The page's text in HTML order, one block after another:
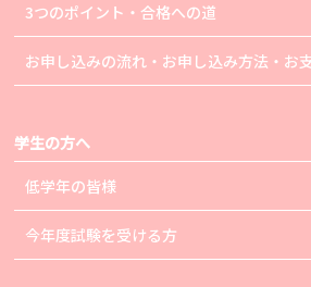
3つのポイント・合格への道
お申し込みの流れ・お申し込み方法・お
学生の方へ
低学年の皆様
今年度試験を受ける方